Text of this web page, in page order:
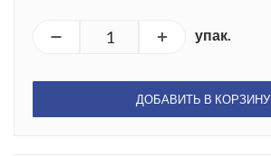
упак.
ДОБАВИТЬ В КОРЗИНУ